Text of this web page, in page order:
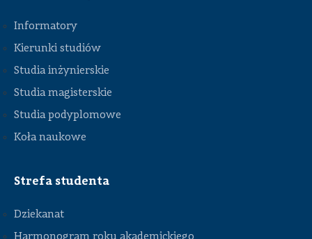
Informatory
Kierunki studiów
Studia inżynierskie
Studia magisterskie
Studia podyplomowe
Koła naukowe
Strefa studenta
Dziekanat